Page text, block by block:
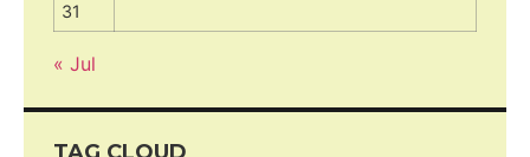
31
« Jul